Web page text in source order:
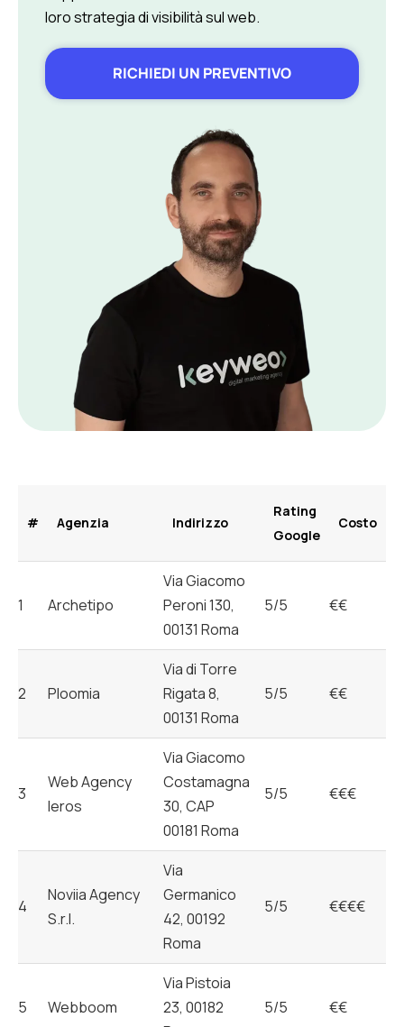
loro strategia di visibilità sul web.
RICHIEDI UN PREVENTIVO
# Agenzia Indirizzo
Rating
Google
Costo
1 Archetipo
Via Giacomo
Peroni 130,
00131 Roma
5/5 €€
2 Ploomia
Via di Torre
Rigata 8,
00131 Roma
5/5 €€
3
Web Agency
Ieros
Via Giacomo
Costamagna
30, CAP
00181 Roma
5/5 €€€
4
Noviia Agency
S.r.l.
Via
Germanico
42, 00192
Roma
5/5 €€€€
5 Webboom
Via Pistoia
23, 00182
5/5 €€